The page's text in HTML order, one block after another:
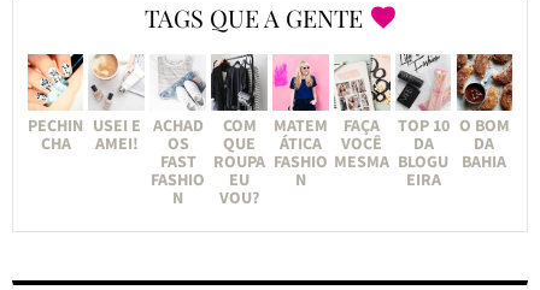
TAGS QUE A GENTE
PECHIN
CHA
USEI E
AMEI!
ACHAD
OS
FAST
FASHIO
N
COM
QUE
ROUPA
EU
VOU?
MATEM
ÁTICA
FASHIO
N
FAÇA
VOCÊ
MESMA
TOP 10
DA
BLOGU
EIRA
O BOM
DA
BAHIA